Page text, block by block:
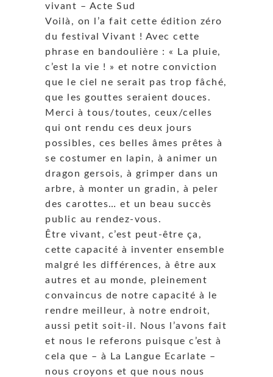
vivant – Acte Sud
Voilà, on l’a fait cette édition zéro
du festival Vivant ! Avec cette
phrase en bandoulière : « La pluie,
c’est la vie ! » et notre conviction
que le ciel ne serait pas trop fâché,
que les gouttes seraient douces.
Merci à tous/toutes, ceux/celles
qui ont rendu ces deux jours
possibles, ces belles âmes prêtes à
se costumer en lapin, à animer un
dragon gersois, à grimper dans un
arbre, à monter un gradin, à peler
des carottes… et un beau succès
public au rendez-vous.
Être vivant, c’est peut-être ça,
cette capacité à inventer ensemble
malgré les différences, à être aux
autres et au monde, pleinement
convaincus de notre capacité à le
rendre meilleur, à notre endroit,
aussi petit soit-il. Nous l’avons fait
et nous le referons puisque c’est à
cela que – à La Langue Ecarlate –
nous croyons et que nous nous